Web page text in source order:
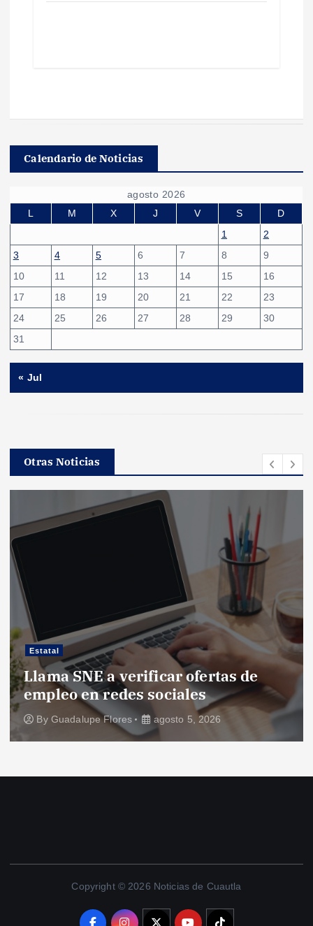
Calendario de Noticias
agosto 2026
L
M X J V S
D
1
2
3
4 5 6 7 8
9
10
11 12 13 14 15
16
17
18 19 20 21 22
23
24
25 26 27 28 29
30
31
« Jul
Otras Noticias
Estatal
Llama SNE a verificar ofertas de
empleo en redes sociales
By Guadalupe Flores agosto 5, 2026
Copyright © 2026 Noticias de Cuautla